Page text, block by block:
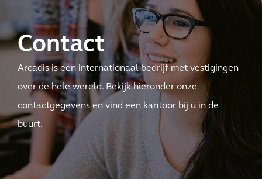
Contact
Arcadis is een internationaal bedrijf met vestigingen
over de hele wereld. Bekijk hieronder onze
contactgegevens en vind een kantoor bij u in de
buurt.